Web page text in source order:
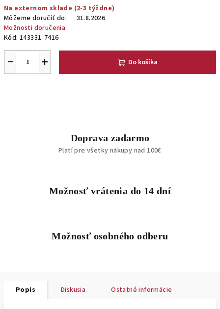
cena:
Na externom sklade (2-3 týždne)
Môžeme doručiť do:
31.8.2026
Možnosti doručenia
Kód: 143331-7416
+
− Do košíka
Doprava zadarmo
Platí pre všetky nákupy nad 100€
Možnosť vrátenia do 14 dní
Možnosť osobného odberu
Popis Diskusia Ostatné informácie